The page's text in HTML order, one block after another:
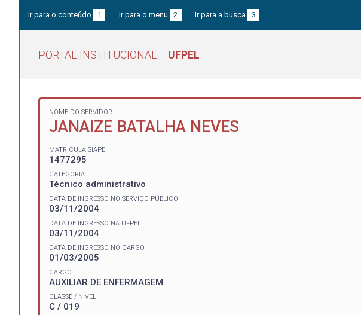
Ir para o conteúdo 1 Ir para o menu 2 Ir para a busca 3
PORTAL INSTITUCIONAL UFPEL
NOME DO SERVIDOR
JANAIZE BATALHA NEVES
MATRÍCULA SIAPE
1477295
CATEGORIA
Técnico administrativo
DATA DE INGRESSO NO SERVIÇO PÚBLICO
03/11/2004
DATA DE INGRESSO NA UFPEL
03/11/2004
DATA DE INGRESSO NO CARGO
01/03/2005
CARGO
AUXILIAR DE ENFERMAGEM
CLASSE / NÍVEL
C / 019